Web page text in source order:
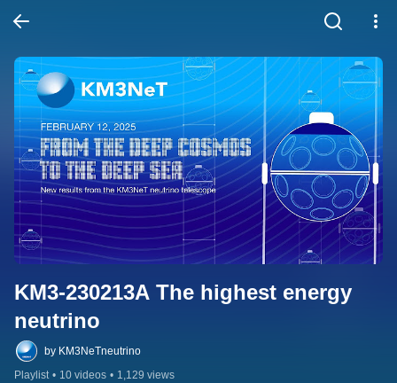
KM3-230213A The highest energy
neutrino
by KM3NeTneutrino
Playlist • 10 videos • 1,129 views